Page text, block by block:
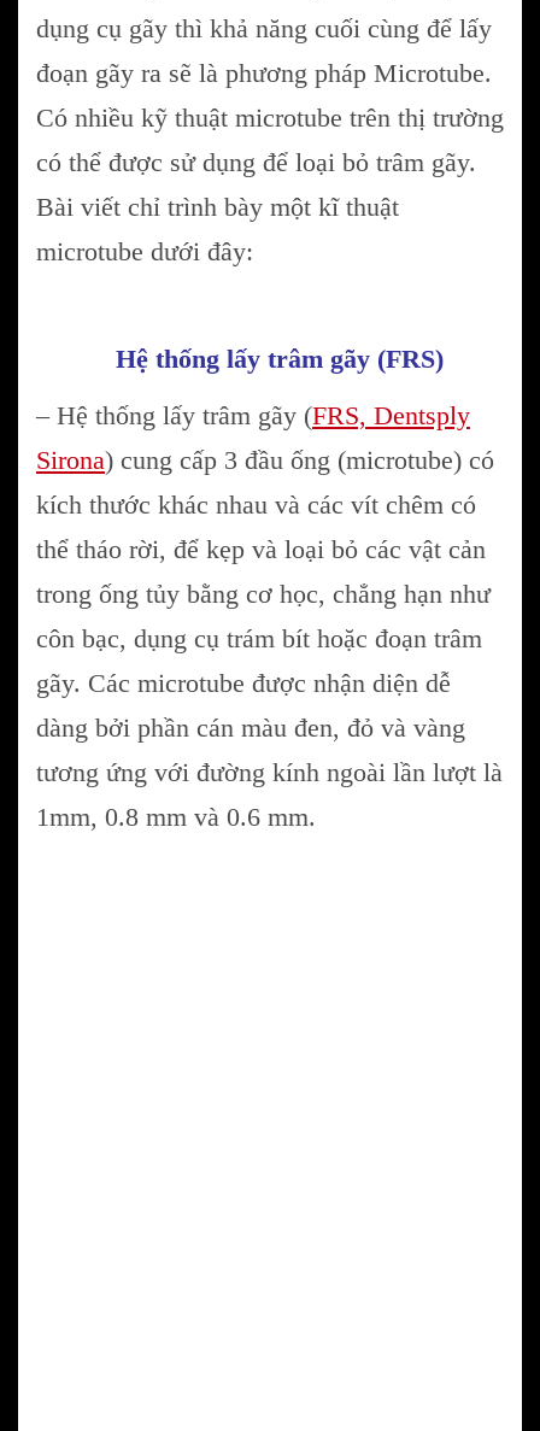
dụng cụ gãy thì khả năng cuối cùng để lấy
đoạn gãy ra sẽ là phương pháp Microtube.
Có nhiều kỹ thuật microtube trên thị trường
có thể được sử dụng để loại bỏ trâm gãy.
Bài viết chỉ trình bày một kĩ thuật
microtube dưới đây:
Hệ thống lấy trâm gãy (FRS)
– Hệ thống lấy trâm gãy (FRS, Dentsply
Sirona) cung cấp 3 đầu ống (microtube) có
kích thước khác nhau và các vít chêm có
thể tháo rời, để kẹp và loại bỏ các vật cản
trong ống tủy bằng cơ học, chẳng hạn như
côn bạc, dụng cụ trám bít hoặc đoạn trâm
gãy. Các microtube được nhận diện dễ
dàng bởi phần cán màu đen, đỏ và vàng
tương ứng với đường kính ngoài lần lượt là
1mm, 0.8 mm và 0.6 mm.